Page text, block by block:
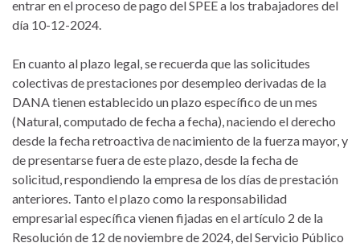
entrar en el proceso de pago del SPEE a los trabajadores del
día 10-12-2024.
En cuanto al plazo legal, se recuerda que las solicitudes
colectivas de prestaciones por desempleo derivadas de la
DANA tienen establecido un plazo específico de un mes
(Natural, computado de fecha a fecha), naciendo el derecho
desde la fecha retroactiva de nacimiento de la fuerza mayor, y
de presentarse fuera de este plazo, desde la fecha de
solicitud, respondiendo la empresa de los días de prestación
anteriores. Tanto el plazo como la responsabilidad
empresarial específica vienen fijadas en el artículo 2 de la
Resolución de 12 de noviembre de 2024, del Servicio Público